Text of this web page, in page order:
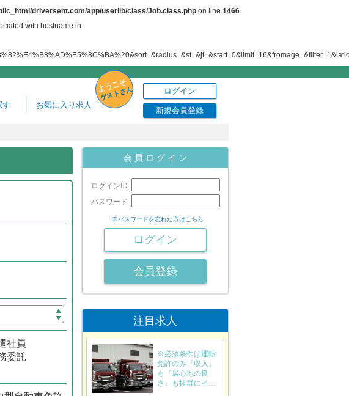
driversent.com/app/userlib/class/Job.class.php on line 1466
with hostname in
ようこそ
ゲストさん
す お気に入り求人
ログイン
新規会員登録
社員
委託
会 員 ロ グ イ ン
ログインID
パスワード
※パスワードを忘れた方はこちら
会員登録
注目求人
※必須条件は運転
免許のみ『収入』
も『居心地の良
さ』も抜群にイ…